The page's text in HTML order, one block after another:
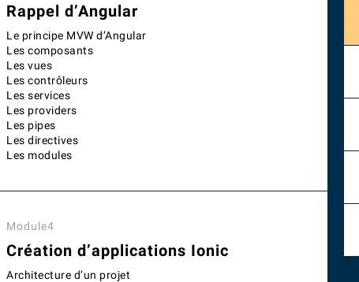
Rappel d’Angular
Le principe MVW d’Angular
Les composants
Les vues
Les contrôleurs
Les services
Les providers
Les pipes
Les directives
Les modules
Module4
Création d’applications Ionic
Architecture d’un projet